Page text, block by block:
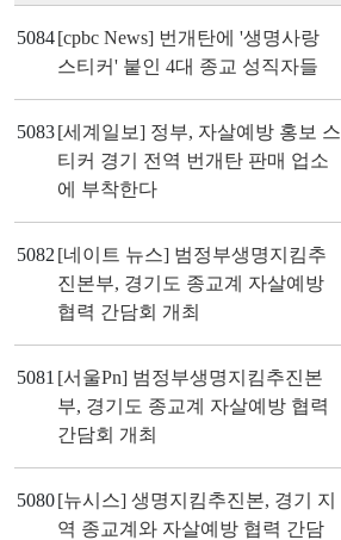
5084[cpbc News] 번개탄에 '생명사랑
스티커' 붙인 4대 종교 성직자들
5083[세계일보] 정부, 자살예방 홍보 스
티커 경기 전역 번개탄 판매 업소
에 부착한다
5082 [네이트 뉴스] 범정부생명지킴추
진본부, 경기도 종교계 자살예방
협력 간담회 개최
5081 [서울Pn] 범정부생명지킴추진본
부, 경기도 종교계 자살예방 협력
간담회 개최
5080[뉴시스] 생명지킴추진본, 경기 지
역 종교계와 자살예방 협력 간담